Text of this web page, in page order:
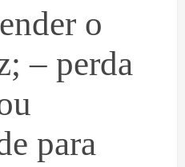
o
– perda
para